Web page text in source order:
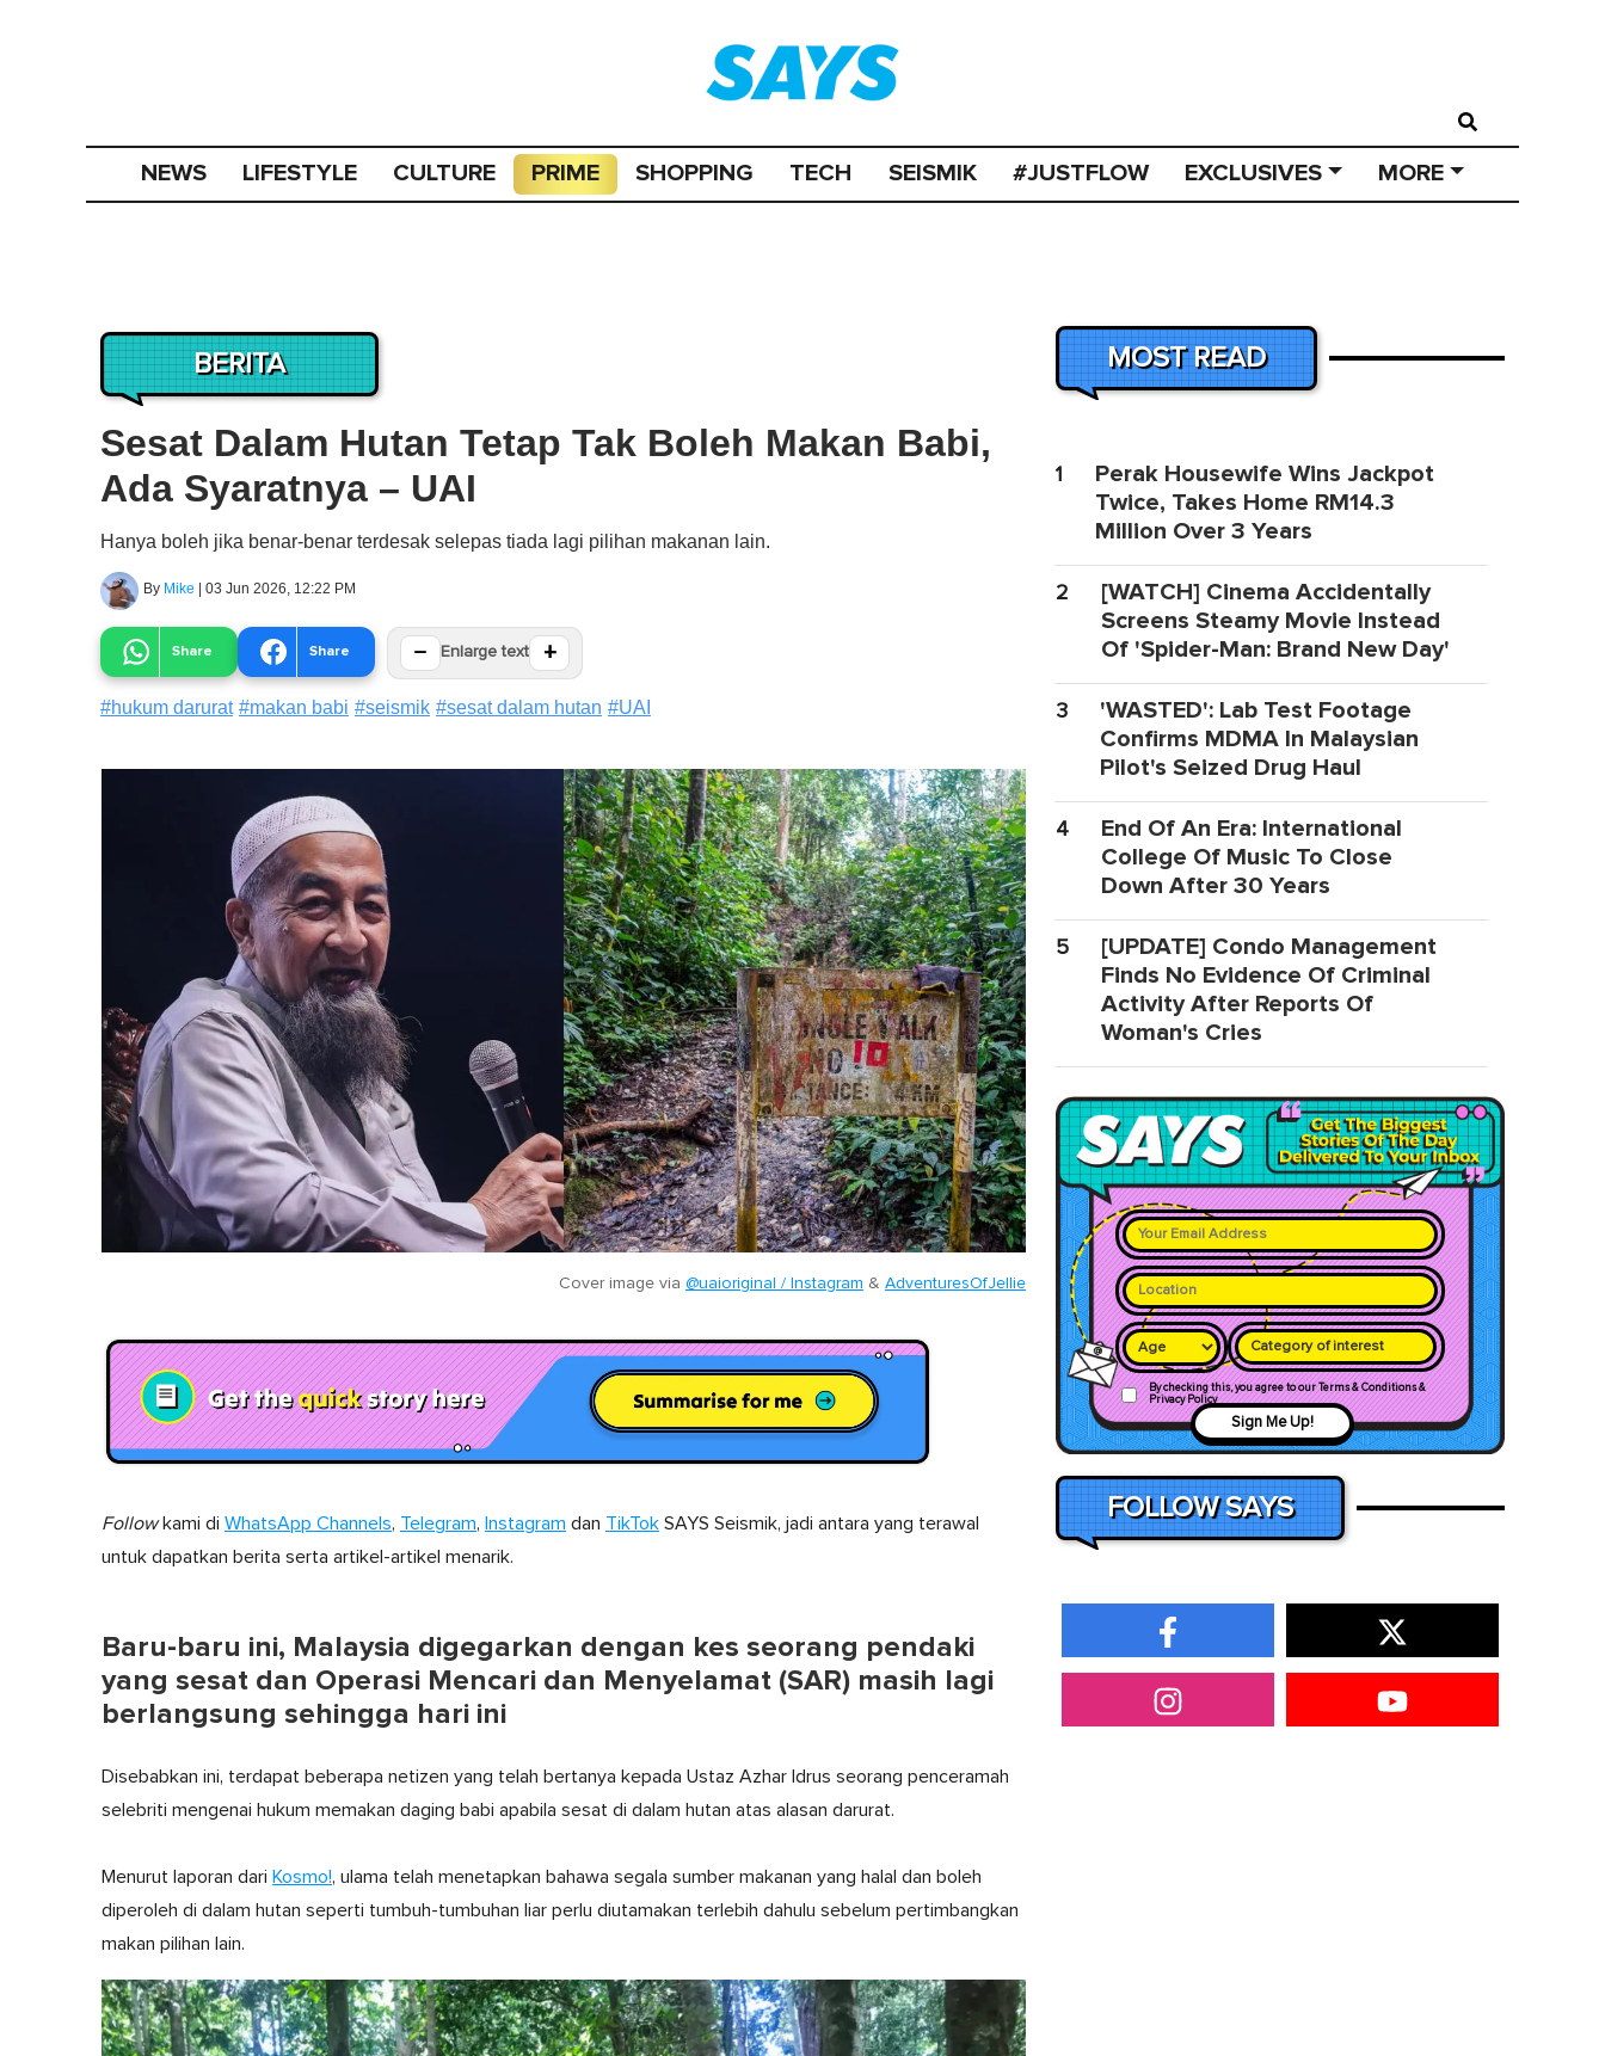
NEWS LIFESTYLE CULTURE PRIME SHOPPING TECH SEISMIK #JUSTFLOW EXCLUSIVES MORE
BERITA
Sesat Dalam Hutan Tetap Tak Boleh Makan Babi,
Ada Syaratnya – UAI
Hanya boleh jika benar-benar terdesak selepas tiada lagi pilihan makanan lain.
By Mike | 03 Jun 2026, 12:22 PM
Share Share − Enlarge text +
#hukum darurat #makan babi #seismik #sesat dalam hutan #UAI
Cover image via @uaioriginal / Instagram & AdventuresOfJellie
Followkami di WhatsApp Channels, Telegram, Instagram dan TikTok SAYS Seismik, jadi antara yang terawal
untuk dapatkan berita serta artikel-artikel menarik.
Baru-baru ini, Malaysia digegarkan dengan kes seorang pendaki
yang sesat dan Operasi Mencari dan Menyelamat (SAR) masih lagi
berlangsung sehingga hari ini
Disebabkan ini, terdapat beberapa netizen yang telah bertanya kepada Ustaz Azhar Idrus seorang penceramah
selebriti mengenai hukum memakan daging babi apabila sesat di dalam hutan atas alasan darurat.
Menurut laporan dari Kosmo!, ulama telah menetapkan bahawa segala sumber makanan yang halal dan boleh
diperoleh di dalam hutan seperti tumbuh-tumbuhan liar perlu diutamakan terlebih dahulu sebelum pertimbangkan
makan pilihan lain.
MOST READ
1
Perak Housewife Wins Jackpot
Twice, Takes Home RM14.3
Million Over 3 Years
2
[WATCH] Cinema Accidentally
Screens Steamy Movie Instead
Of 'Spider-Man: Brand New Day'
3
'WASTED': Lab Test Footage
Confirms MDMA In Malaysian
Pilot's Seized Drug Haul
4
End Of An Era: International
College Of Music To Close
Down After 30 Years
5
[UPDATE] Condo Management
Finds No Evidence Of Criminal
Activity After Reports Of
Woman's Cries
Category of interest
By checking this, you agree to our Terms & Conditions &
Privacy Policy
Sign Me Up!
FOLLOW SAYS